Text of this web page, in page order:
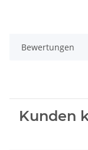
Bewertungen
Kunden